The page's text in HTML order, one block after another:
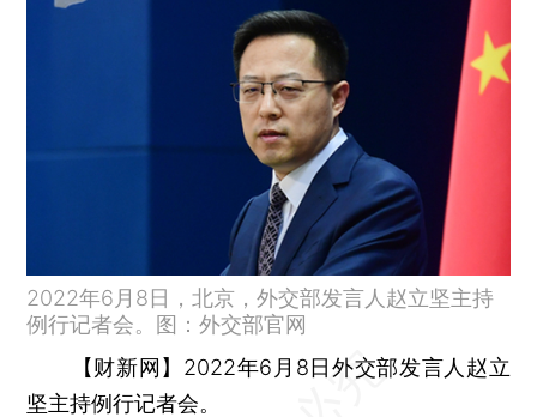
2022年6月8日，北京，外交部发言人赵立坚主持
例行记者会。图：外交部官网
【财新网】 2022年6月8日外交部发言人赵立
坚主持例行记者会。